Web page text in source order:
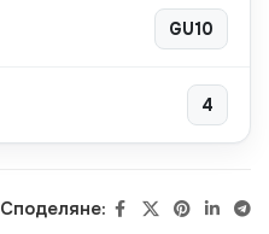
GU10
4
Споделяне: